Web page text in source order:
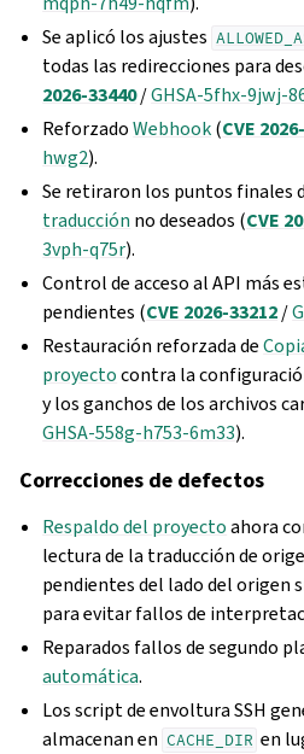
Se aplicó los ajustes
todas las redirecciones para
2026-33440/GHSA-5fhx-9jwj-
ReforzadoWebhook(CVE
hwg2).
Se retiraron los puntos finales
traducción no deseados (CVE
3vph-q75r).
Control de acceso al API más
pendientes (CVE 2026-33212/
Restauración reforzada de
proyectocontra la
y los ganchos de los archivos
GHSA-558g-h753-6m33).
Correcciones de defectos
Respaldo del proyectoahora
lectura de la traducción de
pendientes del lado del origen
para evitar fallos de
Reparados fallos de segundo
automática.
Los script de envoltura SSH
almacenan en CACHE_DIR en